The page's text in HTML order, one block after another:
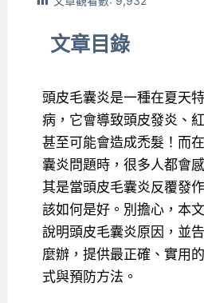
文章目錄
頭皮毛囊炎是一種在夏天
病，它會導致頭皮發炎、
甚至可能會造成禿髮！而
囊炎問題時，很多人都會
其是當頭皮毛囊炎反覆發
該如何是好。別擔心，本
說明頭皮毛囊炎原因，並
麼辦，提供最正確、實用
式與預防方法。